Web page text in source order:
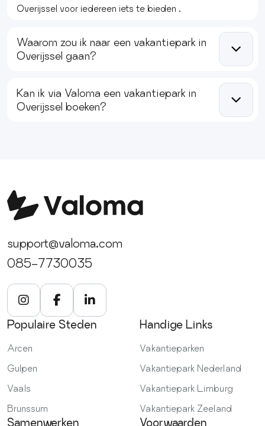
Overijssel voor iedereen iets te bieden .
Waarom zou ik naar een vakantiepark in
Overijssel gaan?
natuur, comfort en variatie houdt. De provincie heeft
prachtige bossen, rivieren, meren en unieke plekken zoals
en ook goede restaurants. Geniet van een ontspannen
vakantie in Overijssel en voel de gastvrijheid. Voor
gezinnen, stellen en vriendengroepen heb je veel
mogelijkheden voor een actieve vakantie, maar ook voor
rust en luxe is de keuze groot. De centrale ligging in
Nederland en de goede bereikbaarheid maken
Of je nu lang of kort op vakantie gaat.
Kan ik via Valoma een vakantiepark in
Overijssel boeken?
faciliteiten die belangrijk zijn voor jouw verblijf. Op
iedere vakantiepark pagina vind je duidelijke foto’s,
gasten, zodat je indrukken krijgt voordat je een keuze
maakt. De boeking regel je snel, veilig en overzichtelijk,
mail ontvangt. Regelmatig profiteer je van aantrekkelijke
aanbiedingen of extra’s bij het boeken via Valoma. Voor
persoonlijk advies of hulp bij het kiezen van een park is
de klantenservice bereikbaar, zodat jouw vakantie in
Overijssel ontspannen en zorgeloos begint.
support@valoma.com
085-7730035
Populaire Steden
Arcen
Gulpen
Vaals
Brunssum
Handige Links
Vakantieparken
Vakantiepark Nederland
Vakantiepark Limburg
Vakantiepark Zeeland
Samenwerken Voorwaarden